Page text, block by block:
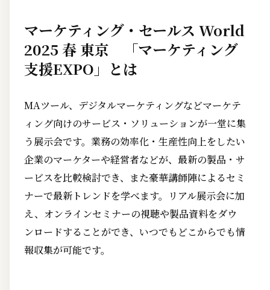
マーケティング・セールス World
2025 春 東京 「マーケティング
支援EXPO」とは
MAツール、デジタルマーケティングなどマーケテ
ィング向けのサービス・ソリューションが一堂に集
う展示会です。業務の効率化・生産性向上をしたい
企業のマーケターや経営者などが、最新の製品・サ
ービスを比較検討でき、また豪華講師陣によるセミ
ナーで最新トレンドを学べます。リアル展示会に加
え、オンラインセミナーの視聴や製品資料をダウ
ンロードすることができ、いつでもどこからでも情
報収集が可能です。